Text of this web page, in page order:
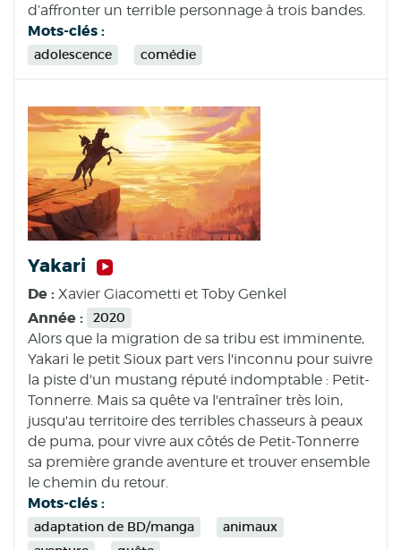
d’affronter un terrible personnage à trois bandes.
Mots-clés :
adolescence comédie
Yakari
De : Xavier Giacometti et Toby Genkel
Année : 2020
Alors que la migration de sa tribu est imminente,
Yakari le petit Sioux part vers l'inconnu pour suivre
la piste d'un mustang réputé indomptable : Petit-
Tonnerre. Mais sa quête va l'entraîner très loin,
jusqu'au territoire des terribles chasseurs à peaux
de puma, pour vivre aux côtés de Petit-Tonnerre
sa première grande aventure et trouver ensemble
le chemin du retour.
Mots-clés :
adaptation de BD/manga
animaux